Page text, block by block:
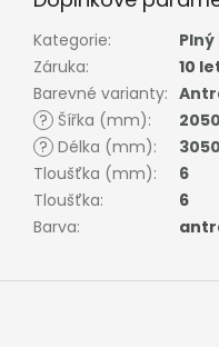
Kategorie:
Záruka:
10
Barevné varianty:
? Šířka (mm): 2050
? Délka (mm): 3050
Tloušťka (mm):
6
Tloušťka:
6
Barva:
Z